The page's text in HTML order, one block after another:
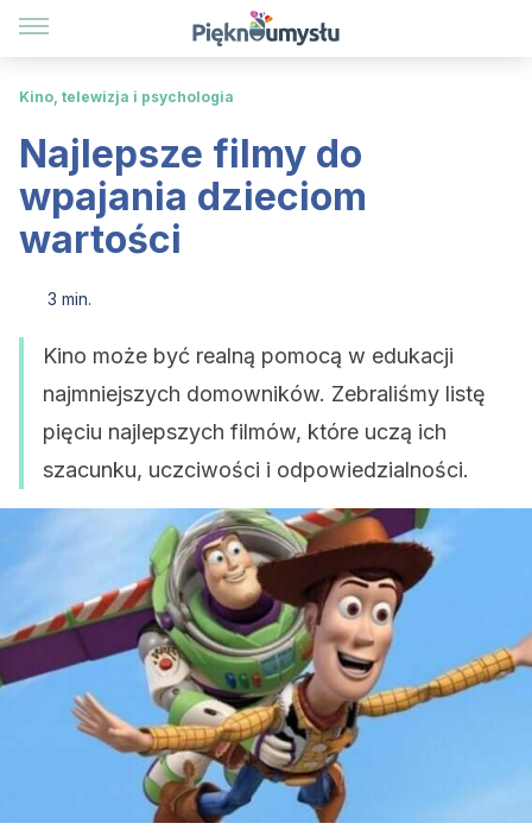
Kino, telewizja i psychologia
Najlepsze filmy do
wpajania dzieciom
wartości
3 min.
Kino może być realną pomocą w edukacji
najmniejszych domowników. Zebraliśmy listę
pięciu najlepszych filmów, które uczą ich
szacunku, uczciwości i odpowiedzialności.